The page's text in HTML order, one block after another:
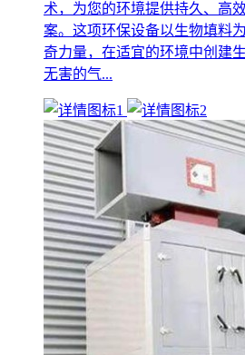
术，为您的环境提供持久、高
案。这项环保设备以生物填料
奇力量，在适宜的环境中创建
无害的气...